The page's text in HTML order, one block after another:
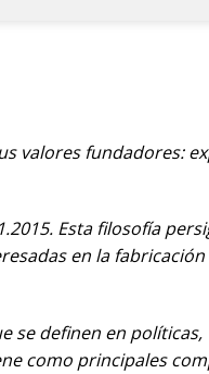
valores fundadores:
Esta filosofía
en la fabricación
se definen en políticas,
como principales